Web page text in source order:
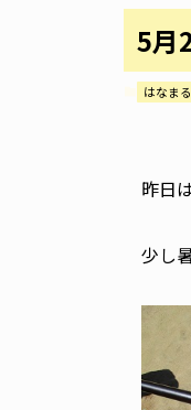
5月
はなま
昨日
少し